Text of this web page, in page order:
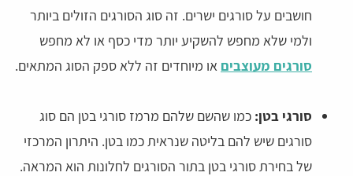
חושבים על סורגים ישרים. זה סוג הסורגים הזולים ביותר
ולמי שלא מחפש להשקיע יותר מדי כסף או לא מחפש
סורגים מעוצבים או מיוחדים זה ללא ספק הסוג המתאים.
סורגי בטן: כמו שהשם שלהם מרמז סורגי בטן הם סוג
סורגים שיש להם בליטה שנראית כמו בטן. היתרון המרכזי
של בחירת סורגי בטן בתור הסורגים לחלונות הוא המראה.